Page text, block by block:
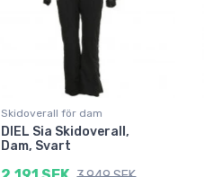
Skidoverall för dam
DIEL Sia Skidoverall,
Dam, Svart